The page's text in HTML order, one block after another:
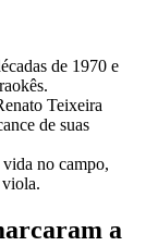
de 1970 e
Teixeira
de suas
vida no campo,
viola.
a